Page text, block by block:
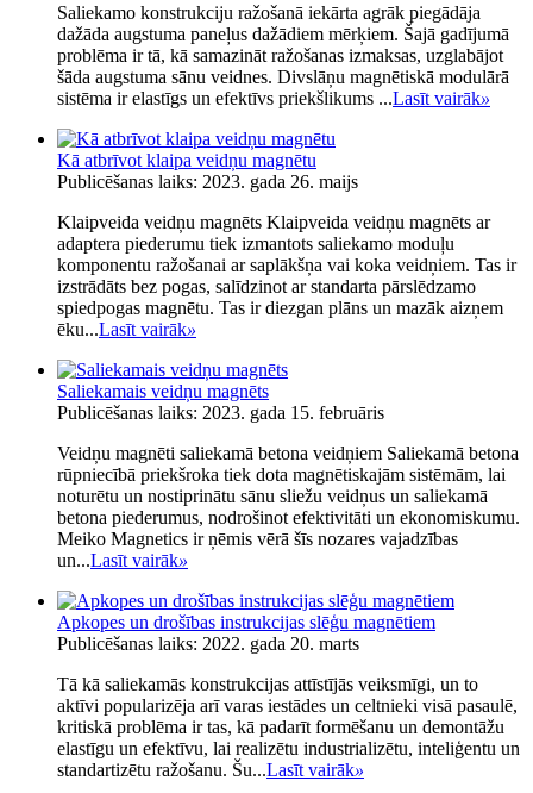
Saliekamo konstrukciju ražošanā iekārta agrāk piegādāja
dažāda augstuma paneļus dažādiem mērķiem. Šajā gadījumā
problēma ir tā, kā samazināt ražošanas izmaksas, uzglabājot
šāda augstuma sānu veidnes. Divslāņu magnētiskā modulārā
sistēma ir elastīgs un efektīvs priekšlikums ...Lasīt vairāk»
Kā atbrīvot klaipa veidņu magnētu
Publicēšanas laiks: 2023. gada 26. maijs
Klaipveida veidņu magnēts Klaipveida veidņu magnēts ar
adaptera piederumu tiek izmantots saliekamo moduļu
komponentu ražošanai ar saplākšņa vai koka veidņiem. Tas ir
izstrādāts bez pogas, salīdzinot ar standarta pārslēdzamo
spiedpogas magnētu. Tas ir diezgan plāns un mazāk aizņem
ēku...Lasīt vairāk»
Saliekamais veidņu magnēts
Publicēšanas laiks: 2023. gada 15. februāris
Veidņu magnēti saliekamā betona veidņiem Saliekamā betona
rūpniecībā priekšroka tiek dota magnētiskajām sistēmām, lai
noturētu un nostiprinātu sānu sliežu veidņus un saliekamā
betona piederumus, nodrošinot efektivitāti un ekonomiskumu.
Meiko Magnetics ir ņēmis vērā šīs nozares vajadzības
un...Lasīt vairāk»
Apkopes un drošības instrukcijas slēģu magnētiem
Publicēšanas laiks: 2022. gada 20. marts
Tā kā saliekamās konstrukcijas attīstījās veiksmīgi, un to
aktīvi popularizēja arī varas iestādes un celtnieki visā pasaulē,
kritiskā problēma ir tas, kā padarīt formēšanu un demontāžu
elastīgu un efektīvu, lai realizētu industrializētu, inteliģentu un
standartizētu ražošanu. Šu...Lasīt vairāk»